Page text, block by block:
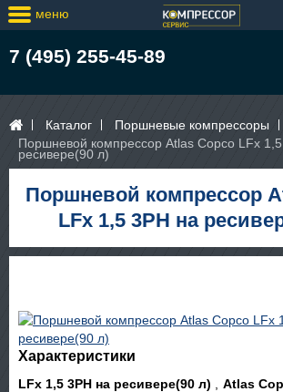
меню
7 (495) 255-45-89
Каталог
Поршневые компрессоры
Поршневой компрессор Atlas Copco LFx
ресивере(90 л)
Поршневой компрессор
LFx 1,5 3PH на
Характеристики
LFx 1,5 3PH на ресивере(90 л) Atlas